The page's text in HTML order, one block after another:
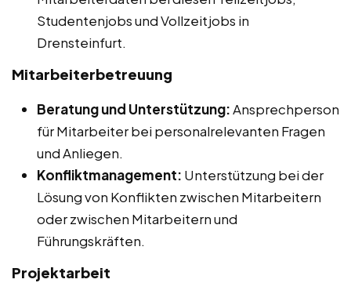
Studentenjobs und Vollzeitjobs in
Drensteinfurt.
Mitarbeiterbetreuung
Beratung und Unterstützung:Ansprechperson
für Mitarbeiter bei personalrelevanten Fragen
und Anliegen.
Konfliktmanagement: Unterstützung bei der
Lösung von Konflikten zwischen Mitarbeitern
oder zwischen Mitarbeitern und
Führungskräften.
Projektarbeit